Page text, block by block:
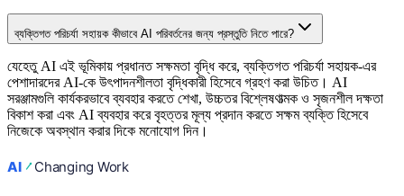
ব্যক্তিগত পরিচর্যা সহায়ক কীভাবে AI পরিবর্তনের জন্য প্রস্তুতি নিতে পারে?
যেহেতু AI এই ভূমিকায় প্রধানত সক্ষমতা বৃদ্ধি করে, ব্যক্তিগত পরিচর্যা সহায়ক-এর
পেশাদারদের AI-কে উৎপাদনশীলতা বৃদ্ধিকারী হিসেবে গ্রহণ করা উচিত। AI
সরঞ্জামগুলি কার্যকরভাবে ব্যবহার করতে শেখা, উচ্চতর বিশ্লেষণাত্মক ও সৃজনশীল দক্ষতা
বিকাশ করা এবং AI ব্যবহার করে বৃহত্তর মূল্য প্রদান করতে সক্ষম ব্যক্তি হিসেবে
নিজেকে অবস্থান করার দিকে মনোযোগ দিন।